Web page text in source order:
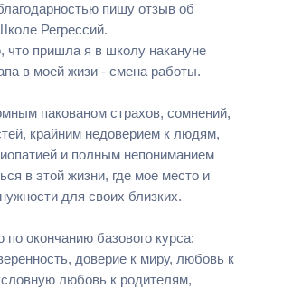
пишу отзыв об
Регрессий.
что пришла я в школу накануне
в моей жизи - смена работы.
пакованом страхов, сомнений,
крайним недоверием к людям,
и полным непониманием
в этой жизни, где мое место и
для своих близких.
окончанию базового курса:
доверие к миру, любовь к
любовь к родителям,